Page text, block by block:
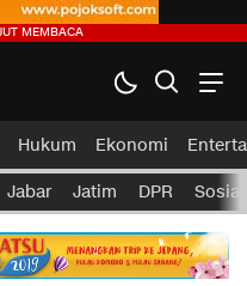
Hukum Ekonomi
Jabar Jatim DPR Sosial